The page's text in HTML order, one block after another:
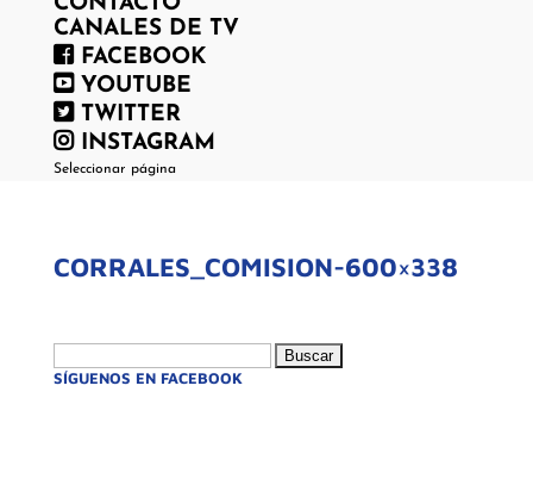
CANALES DE TV
FACEBOOK
YOUTUBE
TWITTER
INSTAGRAM
Seleccionar página
CORRALES_COMISION-600×338
SÍGUENOS EN FACEBOOK